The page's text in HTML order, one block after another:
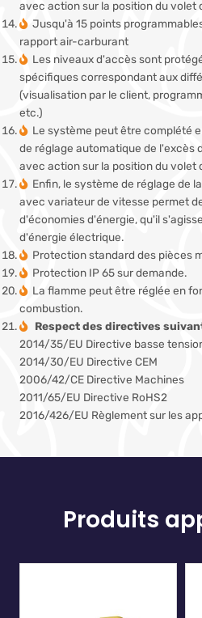
avec action sur la position du volet
Jusqu'à 15 points
rapport air-carburant
Les niveaux d'accès sont
spécifiques correspondant aux
(visualisation par le client,
etc.)
Le système peut être complété
de réglage automatique de l'excès
avec action sur la position du volet
Enfin, le système de réglage de
avec variateur de vitesse permet
d'économies d'énergie, qu'il
d'énergie électrique.
Protection standard des pièces
Protection IP 65 sur demande.
La flamme peut être réglée en
combustion.
Respect des directives
2014/35/EU Directive basse
2014/30/EU Directive CEM
2006/42/CE Directive Machines
2011/65/EU Directive RoHS2
2016/426/EU Règlement sur les
Produits